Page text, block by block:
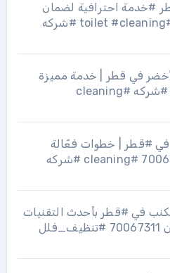
#خدمة احترافية لضمان
النظافة التامة 70067311 #toilet #cleaning #شركه
في قطر | خدمة مميزة
بأسعار تنافسية 70067311 #شركه #cleaning
في #قطر | خطوات فعّالة
لضمان النظافة التامة 70067311 #cleaning #شركه
في #قطر بأحدث التقنيات
و #افضل الأسعار اتصل الآن 70067311 #تنظيف_فلل